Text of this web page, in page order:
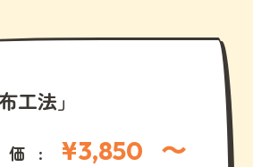
工法」
価: ¥3,850 〜